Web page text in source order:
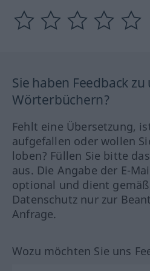
Sie haben Feedback
Wörterbüchern?
Fehlt eine Übersetzung,
aufgefallen oder wollen
loben? Füllen Sie bitte
aus. Die Angabe der E-
optional und dient
Datenschutz nur zur
Anfrage.
Wozu möchten Sie uns